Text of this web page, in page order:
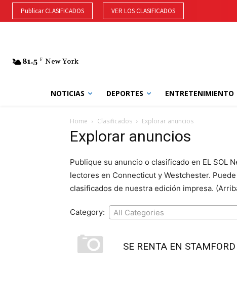
Publicar CLASIFICADOS VER LOS CLASIFICADOS
81.5 F New York
NOTICIAS DEPORTES ENTRETENIMIENTO
Home Clasificados Explorar anuncios
Explorar anuncios
Publique su anuncio o clasificado en EL SOL
lectores en Connecticut y Westchester.
clasificados de nuestra edición impresa.
Category: All Categories
SE RENTA EN STAMFORD